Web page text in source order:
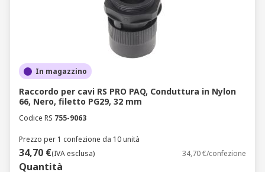
In magazzino
Raccordo per cavi RS PRO PAQ, Conduttura in Nylon
66, Nero, filetto PG29, 32 mm
Codice RS 755-9063
Prezzo per 1 confezione da 10 unità
34,70 €(IVA esclusa) 34,70 €/confezione
Quantità